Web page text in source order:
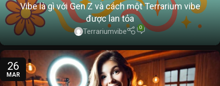
Vibe là gì với Gen Z và cách một Terrarium vibe
được lan tỏa
Terrariumvibe 0
26
MAR